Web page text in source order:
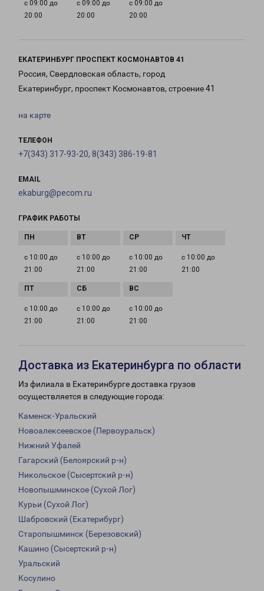
с 09:00 до
20:00
с 09:00 до
20:00
с 09:00 до
20:00
ЕКАТЕРИНБУРГ ПРОСПЕКТ КОСМОНАВТОВ 41
Россия, Свердловская область, город
Екатеринбург, проспект Космонавтов, строение 41
на карте
ТЕЛЕФОН
+7(343) 317-93-20, 8(343) 386-19-81
EMAIL
ekaburg@pecom.ru
ГРАФИК РАБОТЫ
с 10:00 до
21:00
с 10:00 до
21:00
с 10:00 до
21:00
с 10:00 до
21:00
с 10:00 до
21:00
с 10:00 до
21:00
с 10:00 до
21:00
Доставка из Екатеринбурга по области
Из филиала в Екатеринбурге доставка грузов
осуществляется в следующие города:
Каменск-Уральский
Новоалексеевское (Первоуральск)
Нижний Уфалей
Гагарский (Белоярский р-н)
Никольское (Сысертский р-н)
Новопышминское (Сухой Лог)
Курьи (Сухой Лог)
Шабровский (Екатерибург)
Старопышминск (Березовский)
Кашино (Сысертский р-н)
Уральский
Косулино